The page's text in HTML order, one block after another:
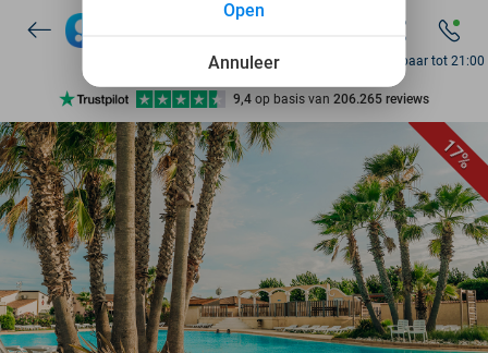
7 dagen per week beschikbaar
10+ miljoen leden
9,4 op basis van 206.265 reviews
Ontdek 15.000+ deals
7 dagen per week beschikbaar
10+ miljoen leden
Bereikbaar tot 21:00
17%
Annuleer
Open